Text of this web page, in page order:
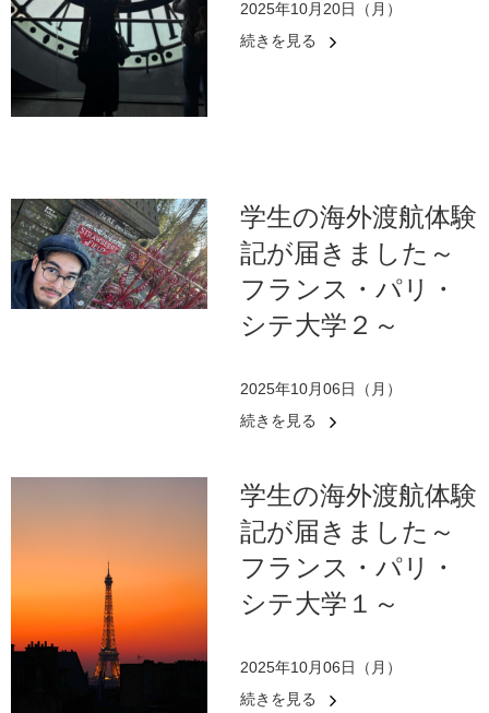
2025年10月20日（月）
続きを見る
学生の海外渡航体験
記が届きました～
フランス・パリ・
シテ大学２～
2025年10月06日（月）
続きを見る
学生の海外渡航体験
記が届きました～
フランス・パリ・
シテ大学１～
2025年10月06日（月）
続きを見る